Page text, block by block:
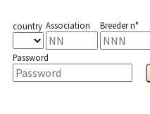
country Association Breeder n°
Password